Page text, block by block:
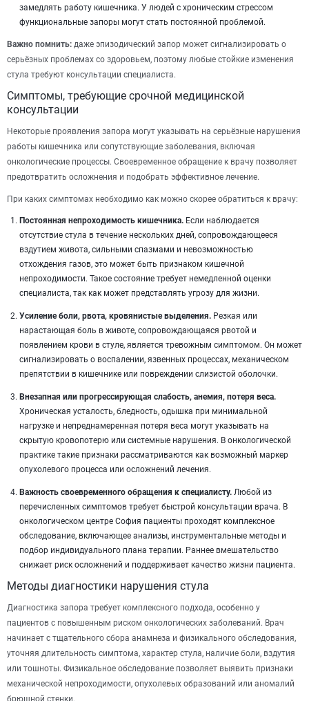
замедлять работу кишечника. У людей с хроническим стрессом
функциональные запоры могут стать постоянной проблемой.
Важно помнить: даже эпизодический запор может сигнализировать о
серьёзных проблемах со здоровьем, поэтому любые стойкие изменения
стула требуют консультации специалиста.
Симптомы, требующие срочной медицинской
консультации
Некоторые проявления запора могут указывать на серьёзные нарушения
работы кишечника или сопутствующие заболевания, включая
онкологические процессы. Своевременное обращение к врачу позволяет
предотвратить осложнения и подобрать эффективное лечение.
При каких симптомах необходимо как можно скорее обратиться к врачу:
Постоянная непроходимость кишечника. Если наблюдается
отсутствие стула в течение нескольких дней, сопровождающееся
вздутием живота, сильными спазмами и невозможностью
отхождения газов, это может быть признаком кишечной
непроходимости. Такое состояние требует немедленной оценки
специалиста, так как может представлять угрозу для жизни.
Усиление боли, рвота, кровянистые выделения. Резкая или
нарастающая боль в животе, сопровождающаяся рвотой и
появлением крови в стуле, является тревожным симптомом. Он может
сигнализировать о воспалении, язвенных процессах, механическом
препятствии в кишечнике или повреждении слизистой оболочки.
Внезапная или прогрессирующая слабость, анемия, потеря веса.
Хроническая усталость, бледность, одышка при минимальной
нагрузке и непреднамеренная потеря веса могут указывать на
скрытую кровопотерю или системные нарушения. В онкологической
практике такие признаки рассматриваются как возможный маркер
опухолевого процесса или осложнений лечения.
Важность своевременного обращения к специалисту. Любой из
перечисленных симптомов требует быстрой консультации врача. В
онкологическом центре София пациенты проходят комплексное
обследование, включающее анализы, инструментальные методы и
подбор индивидуального плана терапии. Раннее вмешательство
снижает риск осложнений и поддерживает качество жизни пациента.
Методы диагностики нарушения стула
Диагностика запора требует комплексного подхода, особенно у
пациентов с повышенным риском онкологических заболеваний. Врач
начинает с тщательного сбора анамнеза и физикального обследования,
уточняя длительность симптома, характер стула, наличие боли, вздутия
или тошноты. Физикальное обследование позволяет выявить признаки
механической непроходимости, опухолевых образований или аномалий
брюшной стенки.